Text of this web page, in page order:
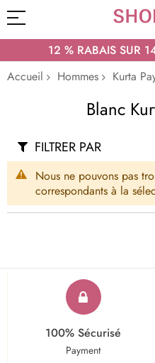
12 % RABAIS SUR
Accueil
Hommes Kurta
Blanc
Nous ne pouvons pas
correspondants à la
FILTRER PAR
100% Sécurisé
Payment